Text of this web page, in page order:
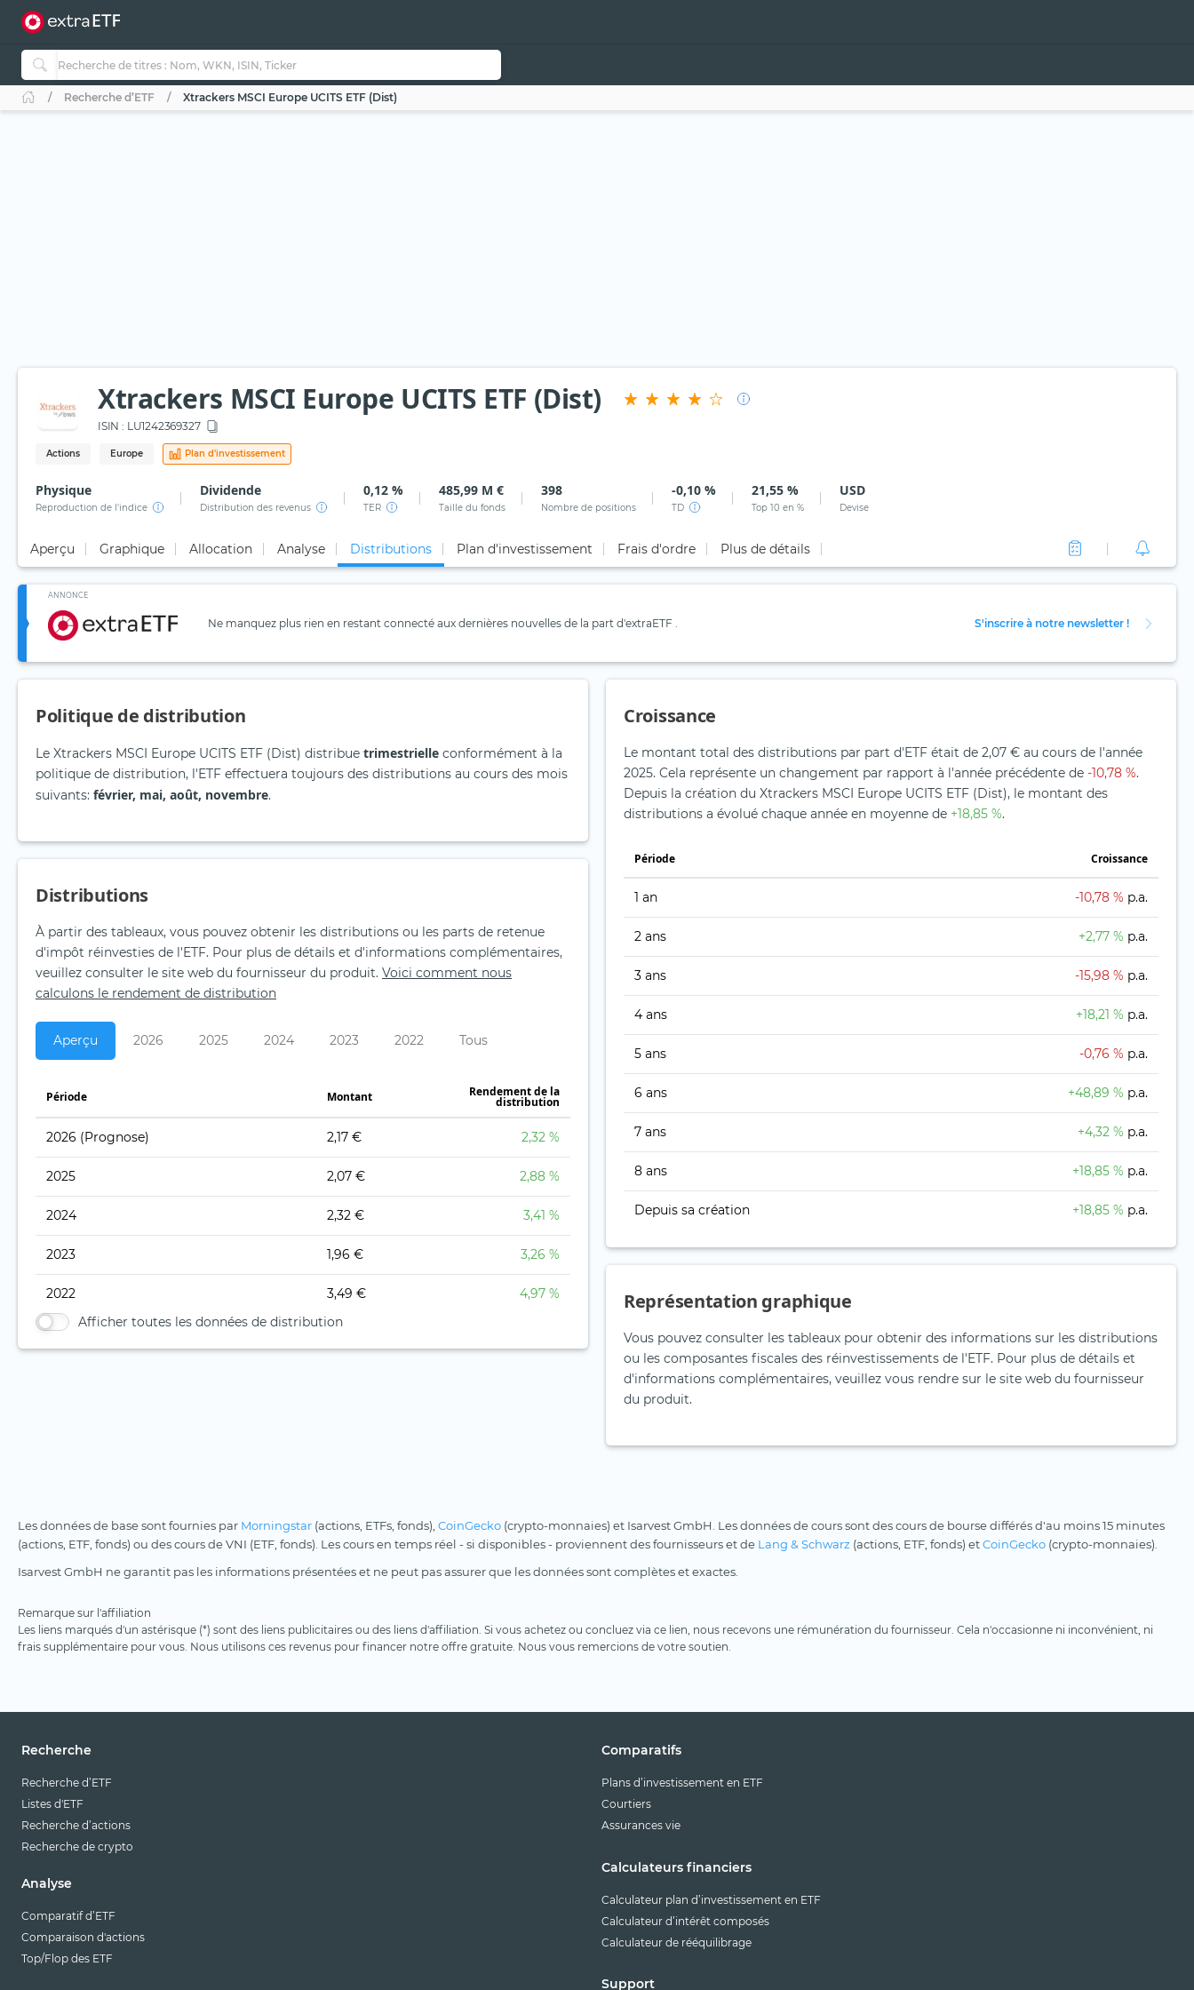
Recherche d’ETF Xtrackers MSCI Europe UCITS ETF (Dist)
Xtrackers MSCI Europe UCITS ETF (Dist)
ISIN : LU1242369327
Actions Europe Plan d'investissement
Physique
Reproduction de l'indice
Dividende
Distribution des revenus
0,12 %
TER
485,99 M €
Taille du fonds
398
Nombre de positions
-0,10 %
TD
21,55 %
Top 10 en %
USD
Devise
Aperçu Graphique Allocation Analyse Distributions Plan d'investissement Frais d'ordre Plus de détails
ANNONCE
Ne manquez plus rien en restant connecté aux dernières nouvelles de la part d'extraETF . S'inscrire à notre newsletter !
Politique de distribution
Le Xtrackers MSCI Europe UCITS ETF (Dist) distribue trimestrielle conformément à la
politique de distribution, l'ETF effectuera toujours des distributions au cours des mois
suivants: février, mai, août, novembre.
Distributions
À partir des tableaux, vous pouvez obtenir les distributions ou les parts de retenue
d'impôt réinvesties de l'ETF. Pour plus de détails et d'informations complémentaires,
veuillez consulter le site web du fournisseur du produit. Voici comment nous
calculons le rendement de distribution
Aperçu 2026 2025 2024 2023 2022 Tous
Période Montant Rendement de la
distribution
2026 (Prognose) 2,17 € 2,32 %
2025 2,07 € 2,88 %
2024 2,32 € 3,41 %
2023 1,96 € 3,26 %
2022 3,49 €
4,97 %
Afficher toutes les données de distribution
Croissance
Le montant total des distributions par part d'ETF était de 2,07 € au cours de l'année
2025. Cela représente un changement par rapport à l'année précédente de -10,78 %.
Depuis la création du Xtrackers MSCI Europe UCITS ETF (Dist), le montant des
distributions a évolué chaque année en moyenne de +18,85 %.
Période Croissance
1 an -10,78 % p.a.
2 ans +2,77 % p.a.
3 ans -15,98 % p.a.
4 ans +18,21 % p.a.
5 ans -0,76 % p.a.
6 ans +48,89 % p.a.
7 ans +4,32 % p.a.
8 ans +18,85 % p.a.
Depuis sa création +18,85 % p.a.
Représentation graphique
Vous pouvez consulter les tableaux pour obtenir des informations sur les distributions
ou les composantes fiscales des réinvestissements de l'ETF. Pour plus de détails et
d'informations complémentaires, veuillez vous rendre sur le site web du fournisseur
du produit.
Les données de base sont fournies par Morningstar (actions, ETFs, fonds), CoinGecko (crypto-monnaies) et Isarvest GmbH. Les données de cours sont des cours de bourse différés d'au moins 15 minutes
(actions, ETF, fonds) ou des cours de VNI (ETF, fonds). Les cours en temps réel - si disponibles - proviennent des fournisseurs et de Lang & Schwarz (actions, ETF, fonds) etCoinGecko (crypto-monnaies).
Isarvest GmbH ne garantit pas les informations présentées et ne peut pas assurer que les données sont complètes et exactes.
Remarque sur l'affiliation
Les liens marqués d'un astérisque (*) sont des liens publicitaires ou des liens d'affiliation. Si vous achetez ou concluez via ce lien, nous recevons une rémunération du fournisseur. Cela n'occasionne ni inconvénient, ni
frais supplémentaire pour vous. Nous utilisons ces revenus pour financer notre offre gratuite. Nous vous remercions de votre soutien.
Recherche
Recherche d’ETF
Listes d'ETF
Recherche d’actions
Recherche de crypto
Analyse
Comparatif d’ETF
Comparaison d'actions
Top/Flop des ETF
Comparatifs
Plans d’investissement en ETF
Courtiers
Assurances vie
Calculateurs financiers
Calculateur plan d’investissement en ETF
Calculateur d’intérêt composés
Calculateur de rééquilibrage
Support